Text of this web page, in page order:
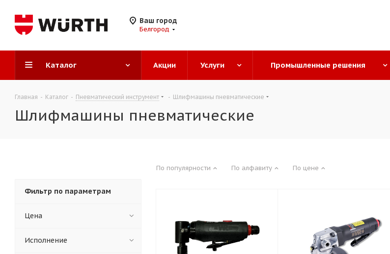
Ваш город
Белгород
Каталог Акции Услуги Промышленные решения
Главная - Каталог - Пневматический инструмент - Шлифмашины пневматические
Шлифмашины пневматические
По популярности По алфавиту По цене
Фильтр по параметрам
Цена
Исполнение